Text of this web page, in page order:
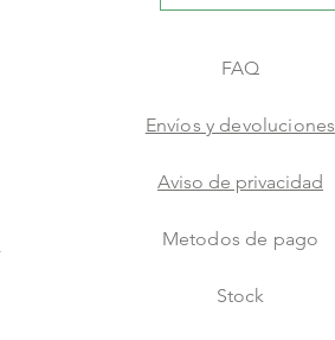
FAQ
Envíos y devoluciones
Aviso de privacidad
Metodos de pago
Stock